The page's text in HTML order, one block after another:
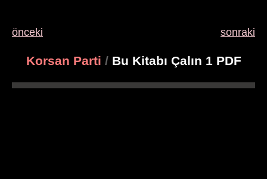
önceki sonraki
Korsan Parti /Bu Kitabı Çalın 1 PDF